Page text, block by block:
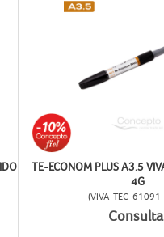
TE-ECONOM PLUS A3.5
4G
(VIVA-TEC-